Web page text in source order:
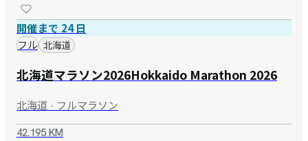
開催まで 24 日
フル 北海道
北海道マラソン2026Hokkaido Marathon 2026
北海道 · フルマラソン
42.195 KM